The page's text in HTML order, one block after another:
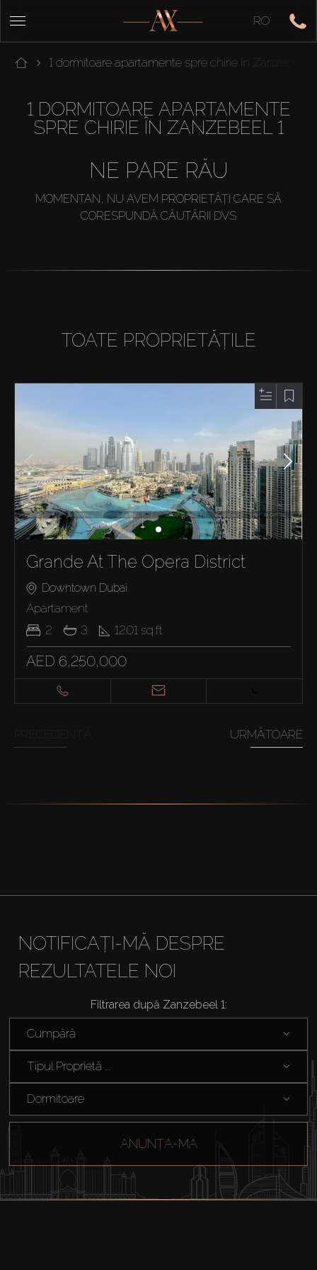
RO
1 dormitoare apartamente spre chirie în Zanzebeel 1
1 DORMITOARE APARTAMENTE
SPRE CHIRIE ÎN ZANZEBEEL 1
NE PARE RĂU
MOMENTAN, NU AVEM PROPRIETĂȚI CARE SĂ
CORESPUNDĂ CĂUTĂRII DVS
TOATE PROPRIETĂȚILE
Grande At The Opera District
Downtown Dubai
Apartament
2
3 1201 sq.ft
AED 6,250,000
URMĂTOARE
NOTIFICAȚI-MĂ DESPRE
REZULTATELE NOI
Filtrarea după Zanzebeel 1:
Cumpără
Tipul Proprietă ...
Dormitoare
ANUNȚA-MA